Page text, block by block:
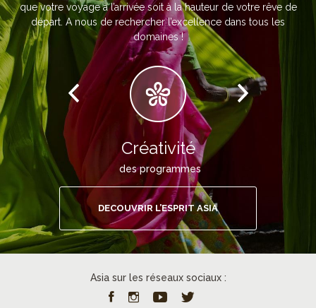
que votre voyage à l’arrivée soit à la hauteur de votre rêve de
départ. A nous de rechercher l’excellence dans tous les
domaines !
Créativité
des programmes
DECOUVRIR L’ESPRIT ASIA
Asia sur les réseaux sociaux :